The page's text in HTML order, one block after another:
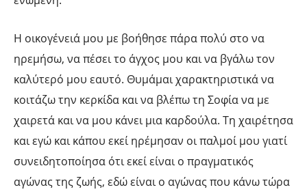
Η οικογένειά μου με βοήθησε πάρα πολύ στο να
ηρεμήσω, να πέσει το άγχος μου και να βγάλω τον
καλύτερό μου εαυτό. Θυμάμαι χαρακτηριστικά να
κοιτάζω την κερκίδα και να βλέπω τη Σοφία να με
χαιρετά και να μου κάνει μια καρδούλα. Τη χαιρέτησα
και εγώ και κάπου εκεί ηρέμησαν οι παλμοί μου γιατί
συνειδητοποίησα ότι εκεί είναι ο πραγματικός
αγώνας της ζωής, εδώ είναι ο αγώνας που κάνω τώρα